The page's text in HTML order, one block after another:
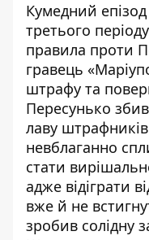
Кумедний
третього
правила проти
гравець
штрафу та
Пересунько
лаву
невблаганно
стати
адже відіграти
вже й не
зробив солідну